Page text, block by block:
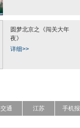
圆梦北京之《闯关大年
夜》
详细>>
交通 江苏 手机报